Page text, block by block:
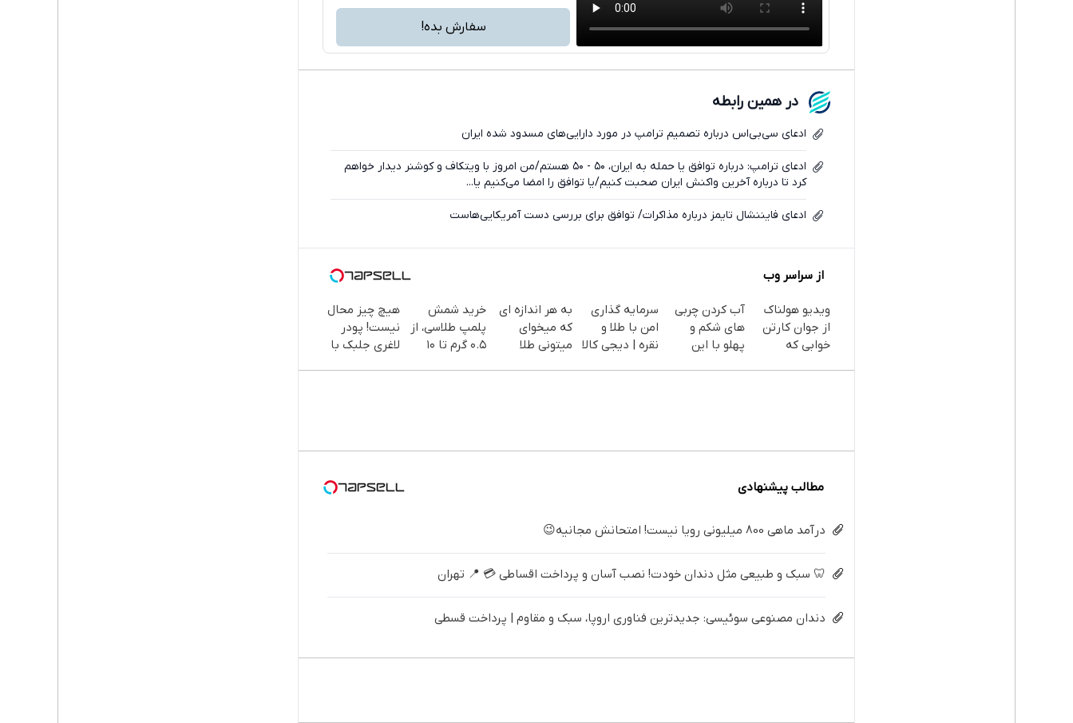
فیسبوک
سفارش بده!
در همین رابطه
ادعای سی‌بی‌اس درباره تصمیم ترامپ در مورد دارایی‌های مسدود شده ایران
ادعای ترامپ: درباره توافق یا حمله به ایران، ۵۰ - ۵۰ هستم/من امروز با ویتکاف و کوشنر دیدار خواهم
کرد تا درباره آخرین واکنش ایران صحبت کنیم/یا توافق را امضا می‌کنیم یا...
ادعای فایننشال تایمز درباره مذاکرات/ توافق برای بررسی دست آمریکایی‌هاست
از سراسر وب
ویدیو هولناک
از جوان کارتن
خوابی که
آب کردن چربی
های شکم و
پهلو با این
سرمایه گذاری
امن با طلا و
نقره | دیجی کالا
به هر اندازه ای
که میخوای
میتونی طلا
خرید شمش
پلمپ طلاسی، از
۰.۵ گرم تا ۱۰
هیچ چیز محال
نیست! پودر
لاغری جلبک با
مطالب پیشنهادی
درآمد ماهی 800 میلیونی رویا نیست! امتحانش مجانیه😉
🦷 سبک و طبیعی مثل دندان خودت! نصب آسان و پرداخت اقساطی 💳 📍 تهران
دندان مصنوعی سوئیسی: جدیدترین فناوری اروپا، سبک و مقاوم | پرداخت قسطی